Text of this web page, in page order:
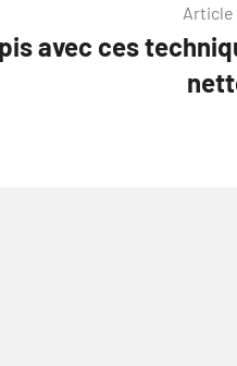
Article
avec ces